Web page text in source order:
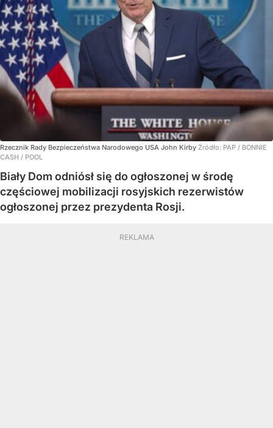
Rzecznik Rady Bezpieczeństwa Narodowego USA John Kirby Źródło: PAP / BONNIE
CASH / POOL
Biały Dom odniósł się do ogłoszonej w środę
częściowej mobilizacji rosyjskich rezerwistów
ogłoszonej przez prezydenta Rosji.